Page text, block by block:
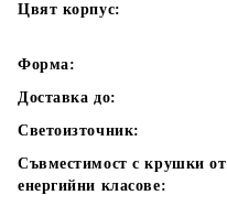
Цвят корпус:
Форма:
Доставка до:
Светоизточник:
Съвместимост с крушки от
енергийни класове: